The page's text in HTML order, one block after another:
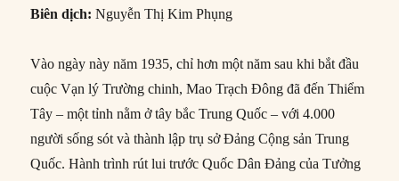
Biên dịch: Nguyễn Thị Kim Phụng
Vào ngày này năm 1935, chỉ hơn một năm sau khi bắt đầu
cuộc Vạn lý Trường chinh, Mao Trạch Đông đã đến Thiểm
Tây – một tỉnh nằm ở tây bắc Trung Quốc – với 4.000
người sống sót và thành lập trụ sở Đảng Cộng sản Trung
Quốc. Hành trình rút lui trước Quốc Dân Đảng của Tưởng